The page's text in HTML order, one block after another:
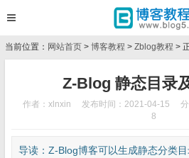
当前位置： 网站首页 > 博客教程 > Zblog教程 >
Z-Blog 静态目录
作者：xlnxin 发布时间：2021-04-15
8
导读：Z-Blog博客可以生成静态分类